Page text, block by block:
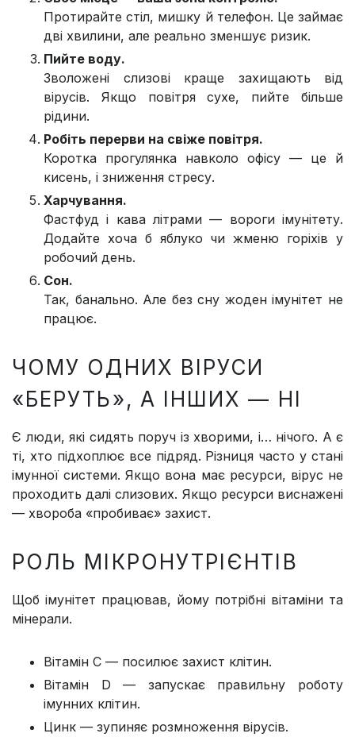
Протирайте стіл, мишку й телефон. Це займає
дві хвилини, але реально зменшує ризик.
Пийте воду.
Зволожені слизові краще захищають від
вірусів. Якщо повітря сухе, пийте більше
рідини.
Робіть перерви на свіже повітря.
Коротка прогулянка навколо офісу — це й
кисень, і зниження стресу.
Харчування.
Фастфуд і кава літрами — вороги імунітету.
Додайте хоча б яблуко чи жменю горіхів у
робочий день.
Сон.
Так, банально. Але без сну жоден імунітет не
працює.
ЧОМУ ОДНИХ ВІРУСИ
«БЕРУТЬ», А ІНШИХ — НІ
Є люди, які сидять поруч із хворими, і… нічого. А є
ті, хто підхоплює все підряд. Різниця часто у стані
імунної системи. Якщо вона має ресурси, вірус не
проходить далі слизових. Якщо ресурси виснажені
— хвороба «пробиває» захист.
РОЛЬ МІКРОНУТРІЄНТІВ
Щоб імунітет працював, йому потрібні вітаміни та
мінерали.
Вітамін C — посилює захист клітин.
Вітамін D — запускає правильну роботу
імунних клітин.
Цинк — зупиняє розмноження вірусів.